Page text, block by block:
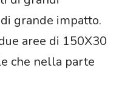
grande impatto.
aree di 150X30
che nella parte